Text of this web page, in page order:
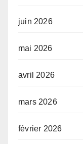
juin 2026
mai 2026
avril 2026
mars 2026
février 2026